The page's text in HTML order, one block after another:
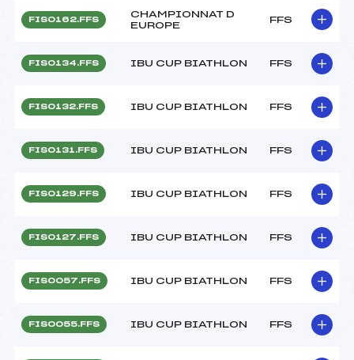
FIS0162.FFS
CHAMPIONNAT D
EUROPE
FFS
FIS0134.FFS IBU CUP BIATHLON FFS
FIS0132.FFS IBU CUP BIATHLON FFS
FIS0131.FFS IBU CUP BIATHLON FFS
FIS0129.FFS IBU CUP BIATHLON FFS
FIS0127.FFS IBU CUP BIATHLON FFS
FIS0057.FFS IBU CUP BIATHLON FFS
FIS0055.FFS IBU CUP BIATHLON FFS